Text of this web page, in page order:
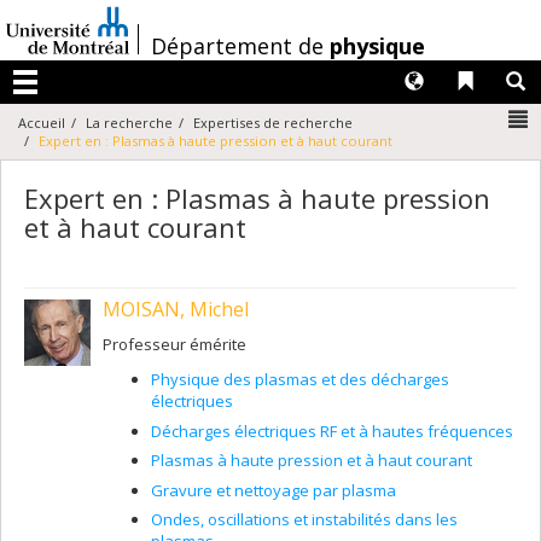
au
contenu
/Département de physique
Menu
Liens
Langues
Accueil La recherche
Expertises de recherche
Expert en : Plasmas à haute pression et à haut courant
Expert en : Plasmas à haute pression
et à haut courant
MOISAN, Michel
Professeur émérite
Physique des plasmas et des décharges
électriques
Décharges électriques RF et à hautes fréquences
Plasmas à haute pression et à haut courant
Gravure et nettoyage par plasma
Ondes, oscillations et instabilités dans les